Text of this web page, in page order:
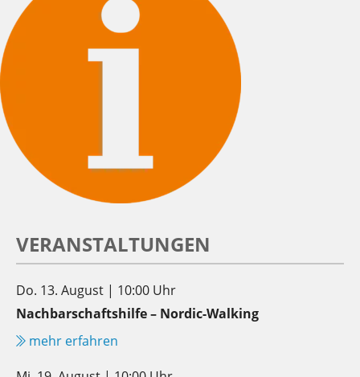
VERANSTALTUNGEN
Do. 13. August | 10:00 Uhr
Nachbarschaftshilfe – Nordic-Walking
mehr erfahren